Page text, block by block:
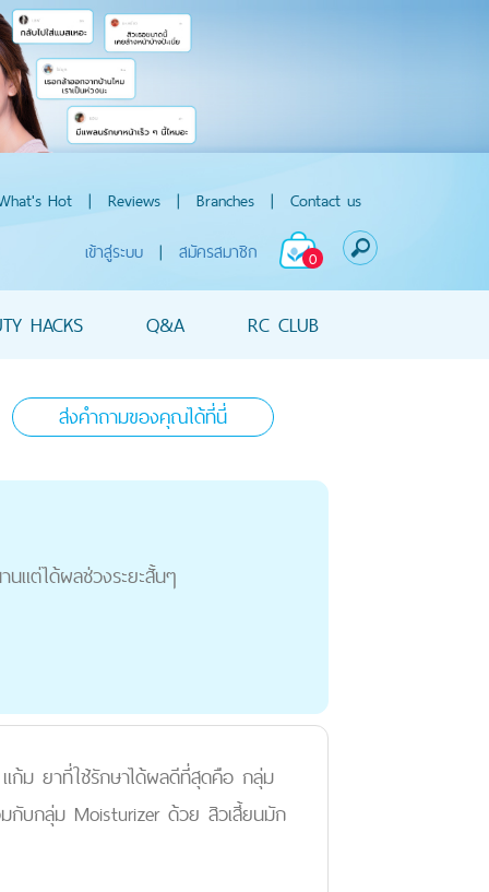
Hot | Reviews | Branches | Contact us
0
เข้าสู่ระบบ | สมัครสมาชิก
HACKS Q&A RC CLUB
ส่งคำถามของคุณได้ที่นี่
แต่ได้ผลช่วงระยะสั้นๆ
ก้ม ยาที่ใช้รักษาได้ผลดีที่สุดคือ กลุ่ม
มกับกลุ่ม Moisturizer ด้วย สิวเสี้ยนมัก